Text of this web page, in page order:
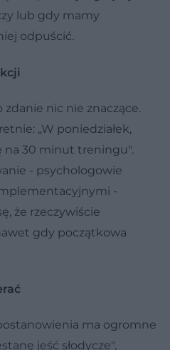
lub gdy mamy
odpuścić.
nic nie znaczące.
„W poniedziałek,
na 30 minut treningu".
- psychologowie
-
że rzeczywiście
gdy początkowa
ma ogromne
jeść słodycze",